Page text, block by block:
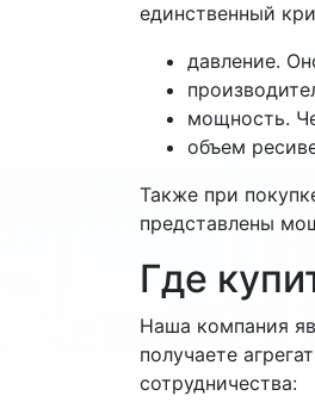
единственный
давление.
мощность.
объем
Также при
представлены
Где
Наша компания
получаете
сотрудничества: